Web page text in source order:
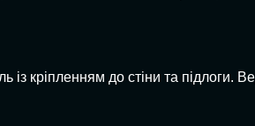
кріпленням до стіни та підлоги.